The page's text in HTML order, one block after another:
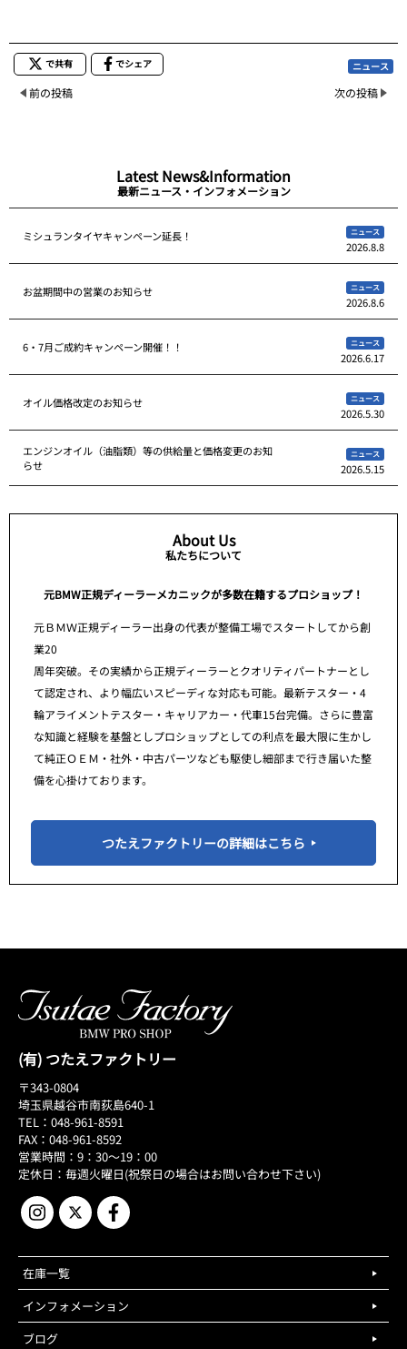
で共有 でシェア ニュース
前の投稿 次の投稿
Latest News&Information
最新ニュース・インフォメーション
ミシュランタイヤキャンペーン延長！ ニュース
2026.8.8
お盆期間中の営業のお知らせ ニュース
2026.8.6
6・7月ご成約キャンペーン開催！！ ニュース
2026.6.17
オイル価格改定のお知らせ ニュース
2026.5.30
エンジンオイル（油脂類）等の供給量と価格変更のお知
らせ
ニュース
2026.5.15
About Us
私たちについて
元BMW正規ディーラーメカニックが多数在籍するプロショップ！
元ＢＭＷ正規ディーラー出身の代表が整備工場でスタートしてから創
業20
周年突破。その実績から正規ディーラーとクオリティパートナーとし
て認定され、より幅広いスピーディな対応も可能。最新テスター・4
輪アライメントテスター・キャリアカー・代車15台完備。さらに豊富
な知識と経験を基盤としプロショップとしての利点を最大限に生かし
て純正ＯＥＭ・社外・中古パーツなども駆使し細部まで行き届いた整
備を心掛けております。
つたえファクトリーの詳細はこちら
(有) つたえファクトリー
〒343-0804
埼玉県越谷市南荻島640-1
TEL：048-961-8591
FAX：048-961-8592
営業時間：9：30～19：00
定休日：毎週火曜日(祝祭日の場合はお問い合わせ下さい)
在庫一覧
インフォメーション
ブログ